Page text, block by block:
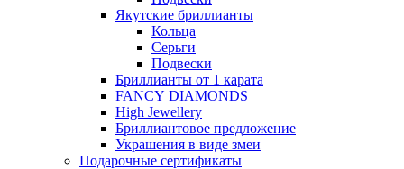
Якутские бриллианты
Кольца
Серьги
Подвески
Бриллианты от 1 карата
FANCY DIAMONDS
High Jewellery
Бриллиантовое предложение
Украшения в виде змеи
Подарочные сертификаты